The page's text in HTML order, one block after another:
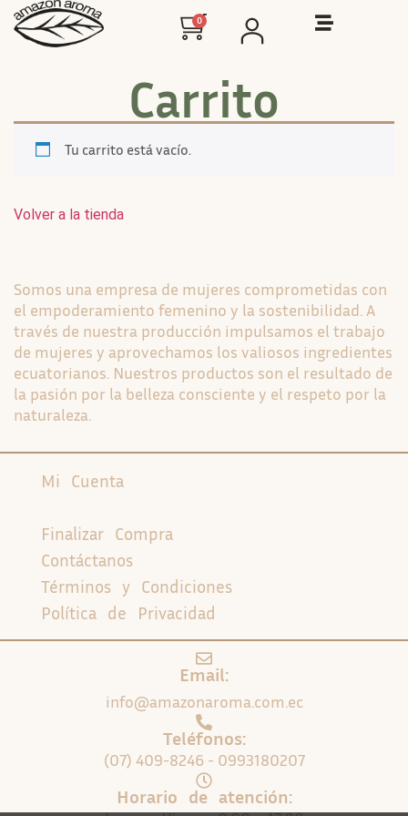
0
Carrito
Tu carrito está vacío.
Volver a la tienda
Somos una empresa de mujeres comprometidas con
el empoderamiento femenino y la sostenibilidad. A
través de nuestra producción impulsamos el trabajo
de mujeres y aprovechamos los valiosos ingredientes
ecuatorianos. Nuestros productos son el resultado de
la pasión por la belleza consciente y el respeto por la
naturaleza.
Mi Cuenta
Finalizar Compra
Contáctanos
Términos y Condiciones
Política de Privacidad
Email:
info@amazonaroma.com.ec
Teléfonos:
(07) 409-8246 - 0993180207
Horario de atención: